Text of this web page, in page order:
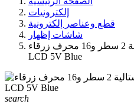
إلكترونيات
قطع وعناصر إلكترونية
شاشات إظهار
شاشة كرستالية 2 سطر و16 محرف زرقاء LCD 1602 16*2
LCD 5V Blue
search